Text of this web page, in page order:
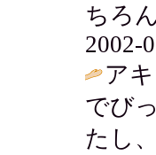
ちろ
2002-
ア
でび
たし